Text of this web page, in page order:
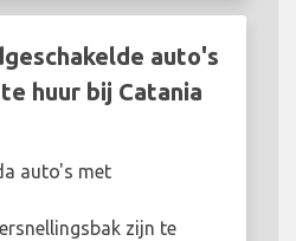
auto's
huur bij Catania
auto's met
zijn te